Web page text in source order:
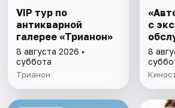
VIP тур по
антикварной
галерее «Трианон»
8 августа 2026 •
суббота
Трианон
с
8